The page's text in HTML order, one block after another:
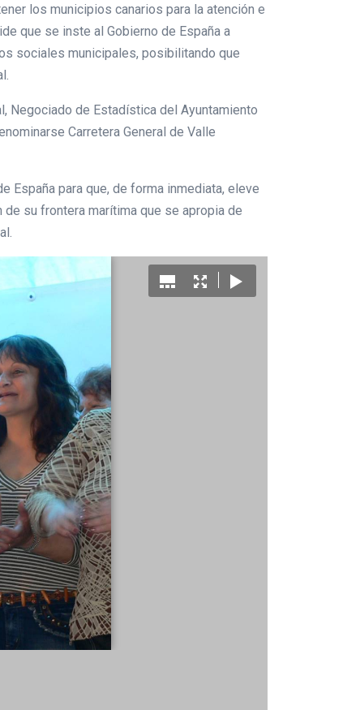
los municipios canarios para la atención e
que se inste al Gobierno de España a
sociales municipales, posibilitando que
Negociado de Estadística del Ayuntamiento
Carretera General de Valle
España para que, de forma inmediata, eleve
su frontera marítima que se apropia de